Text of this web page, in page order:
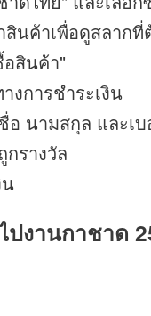
สินค้าเพื่อดูสลากที่
อสินค้า"
งการชำระเงิน
อ นามสกุล และเบ
รางวัล
ปงานกาชาด